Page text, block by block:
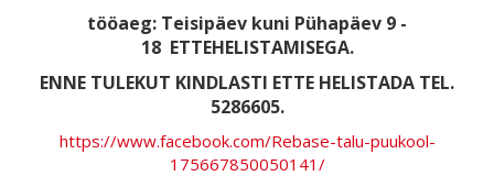
tööaeg: Teisipäev kuni Pühapäev 9 -
18 ETTEHELISTAMISEGA.
ENNE TULEKUT KINDLASTI ETTE HELISTADA TEL.
5286605.
https://www.facebook.com/Rebase-talu-puukool-
175667850050141/